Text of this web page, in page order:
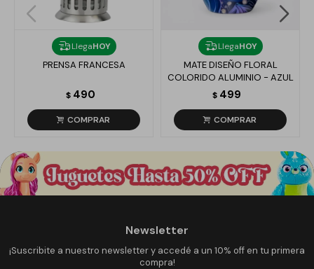
LlegaHOY
PRENSA FRANCESA
$ 490
LlegaHOY
MATE DISEÑO FLORAL
COLORIDO ALUMINIO - AZUL
$ 499
Newsletter
¡Suscribite a nuestro newsletter y accedé a un 10% off en tu primera
compra!